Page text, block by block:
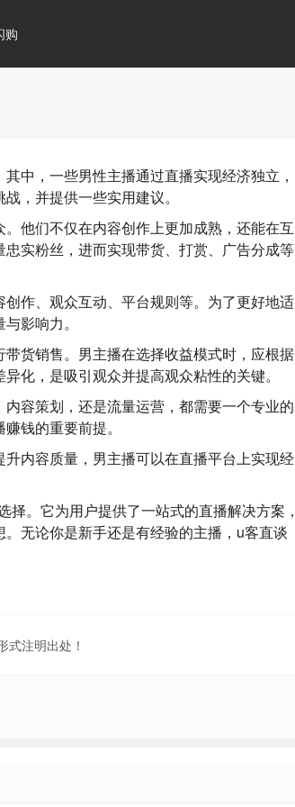
购
中，一些男性主播通过直播实现经济独立，
，并提供一些实用建议。
他们不仅在内容创作上更加成熟，还能在互
实粉丝，进而实现带货、打赏、广告分成等
作、观众互动、平台规则等。为了更好地适
影响力。
货销售。男主播在选择收益模式时，应根据
化，是吸引观众并提高观众粘性的关键。
容策划，还是流量运营，都需要一个专业的
钱的重要前提。
内容质量，男主播可以在直播平台上实现经
择。它为用户提供了一站式的直播解决方案，
无论你是新手还是有经验的主播，u客直谈
式注明出处！